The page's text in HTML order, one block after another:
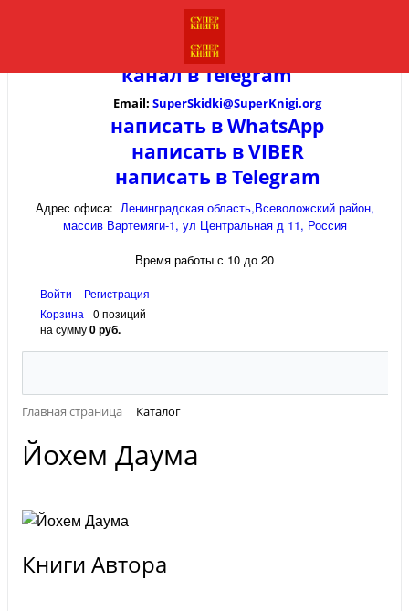
канал вTelegram
Email: SuperSkidki@SuperKnigi.org
написать в WhatsApp
написать в VIBER
написать в Telegram
Адрес офиса: Ленинградская область,Всеволожский район,
массив Вартемяги-1, ул Центральная д 11, Россия
Время работы с 10 до 20
Войти
Регистрация
Корзина
0 позиций
на сумму0 руб.
Главная страница Каталог
Йохем Даума
Книги Автора